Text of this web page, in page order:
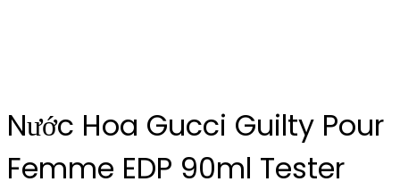
Nước Hoa Gucci Guilty Pour
Femme EDP 90ml Tester